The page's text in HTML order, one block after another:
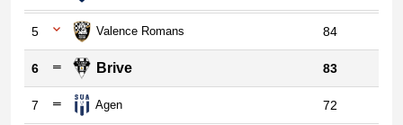
5 Valence Romans 84
6 Brive 83
7 Agen 72